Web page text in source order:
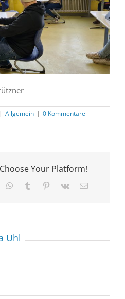
| Allgemein | 0 Kommentare
Your Platform!
WhatsApp
Tumblr Pinterest
Vk
E-
Uhl